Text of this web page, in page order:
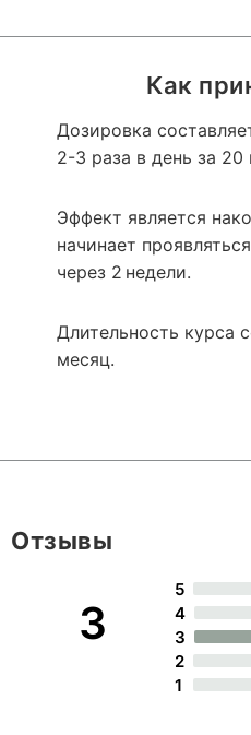
Как
Дозировка
2-3 раза в день за
Эффект является
начинает
через 2 недели.
Длительность курса
месяц.
3
5
4
3
2
1
Отзывы